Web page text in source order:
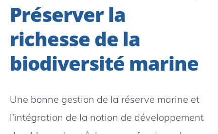
Préserver la
richesse de la
biodiversité marine
Une bonne gestion de la réserve marine et
l’intégration de la notion de développement